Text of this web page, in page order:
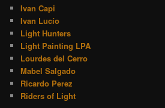
Ivan Capi
Ivan Lucío
Light Hunters
Light Painting LPA
Lourdes del Cerro
Mabel Salgado
Ricardo Perez
Riders of Light